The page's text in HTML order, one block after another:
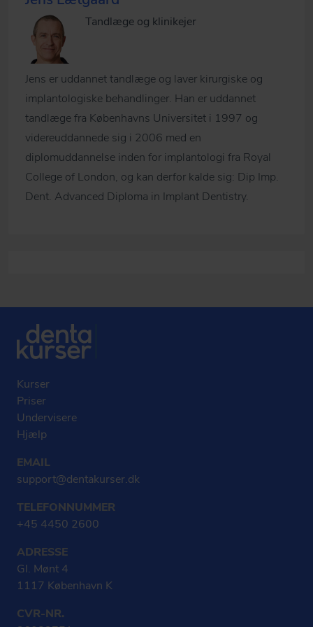
Tandlæge og klinikejer
Jens er uddannet tandlæge og laver kirurgiske og
implantologiske behandlinger. Han er uddannet
tandlæge fra Københavns Universitet i 1997 og
videreuddannede sig i 2006 med en
diplomuddannelse inden for implantologi fra Royal
College of London, og kan derfor kalde sig: Dip Imp.
Dent. Advanced Diploma in Implant Dentistry.
Kurser
Priser
Undervisere
Hjælp
EMAIL
support@dentakurser.dk
TELEFONNUMMER
+45 4450 2600
ADRESSE
Gl. Mønt 4
1117 København K
CVR-NR.